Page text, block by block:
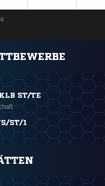
ST/TE
ST/1